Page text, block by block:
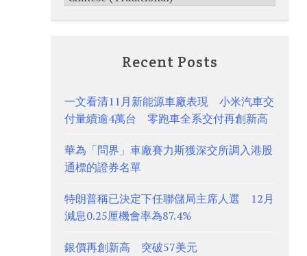
Recent Posts
一文看清11月新能源車廠表現 小米汽車交
付量續逾4萬台 零跑車全系交付再創新高
華為「問界」車廠賽力斯獲深交所調入港股
通標的證券名單
特朗普稱已決定下任聯儲局主席人選 12月
減息0.25厘機會率為87.4%
銀價再創新高 突破57美元